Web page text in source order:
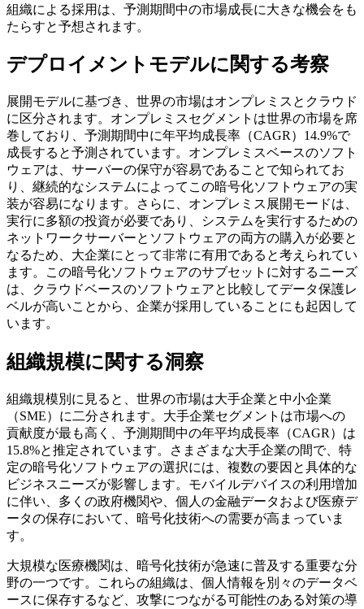
組織による採用は、予測期間中の市場成長に大きな機会をも
たらすと予想されます。
デプロイメントモデルに関する考察
展開モデルに基づき、世界の市場はオンプレミスとクラウド
に区分されます。オンプレミスセグメントは世界の市場を席
巻しており、予測期間中に年平均成長率（CAGR）14.9%で
成長すると予測されています。オンプレミスベースのソフト
ウェアは、サーバーの保守が容易であることで知られてお
り、継続的なシステムによってこの暗号化ソフトウェアの実
装が容易になります。さらに、オンプレミス展開モードは、
実行に多額の投資が必要であり、システムを実行するための
ネットワークサーバーとソフトウェアの両方の購入が必要と
なるため、大企業にとって非常に有用であると考えられてい
ます。この暗号化ソフトウェアのサブセットに対するニーズ
は、クラウドベースのソフトウェアと比較してデータ保護レ
ベルが高いことから、企業が採用していることにも起因して
います。
組織規模に関する洞察
組織規模別に見ると、世界の市場は大手企業と中小企業
（SME）に二分されます。大手企業セグメントは市場への
貢献度が最も高く、予測期間中の年平均成長率（CAGR）は
15.8%と推定されています。さまざまな大手企業の間で、特
定の暗号化ソフトウェアの選択には、複数の要因と具体的な
ビジネスニーズが影響します。モバイルデバイスの利用増加
に伴い、多くの政府機関や、個人の金融データおよび医療デ
ータの保存において、暗号化技術への需要が高まっていま
す。
大規模な医療機関は、暗号化技術が急速に普及する重要な分
野の一つです。これらの組織は、個人情報を別々のデータベ
ースに保存するなど、攻撃につながる可能性のある対策の導